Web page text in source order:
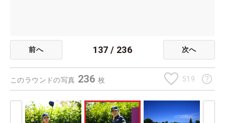
前へ 137 / 236 次へ
このラウンドの写真 236 枚 519